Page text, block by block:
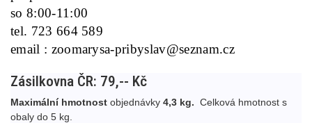
so 8:00-11:00
tel. 723 664 589
email : zoomarysa-pribyslav@seznam.cz
Zásilkovna ČR: 79,-- Kč
Maximální hmotnost objednávky 4,3 kg. Celková hmotnost s
obaly do 5 kg.